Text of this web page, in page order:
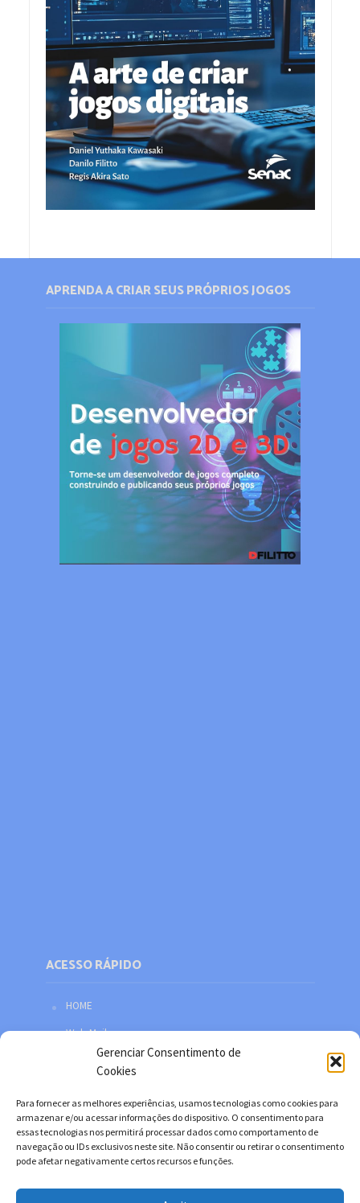
Gerenciar Consentimento de
Cookies
Para fornecer as melhores experiências, usamos tecnologias como cookies para
armazenar e/ou acessar informações do dispositivo. O consentimento para
essas tecnologias nos permitirá processar dados como comportamento de
navegação ou IDs exclusivos neste site. Não consentir ou retirar o consentimento
pode afetar negativamente certos recursos e funções.
APRENDA A CRIAR SEUS PRÓPRIOS JOGOS
ACESSO RÁPIDO
HOME
Web Mail
Política de privacidade
Facebook
Twitter
YouTube
Instagram